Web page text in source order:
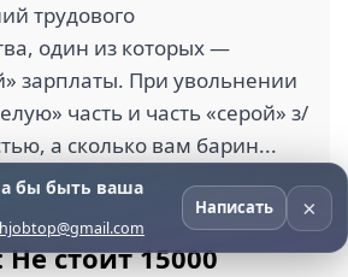
трудового
один из которых —
зарплаты. При увольнении
часть и часть «серой» з/
а сколько вам барин...
стоит 15000
бы быть ваша
Написать ×